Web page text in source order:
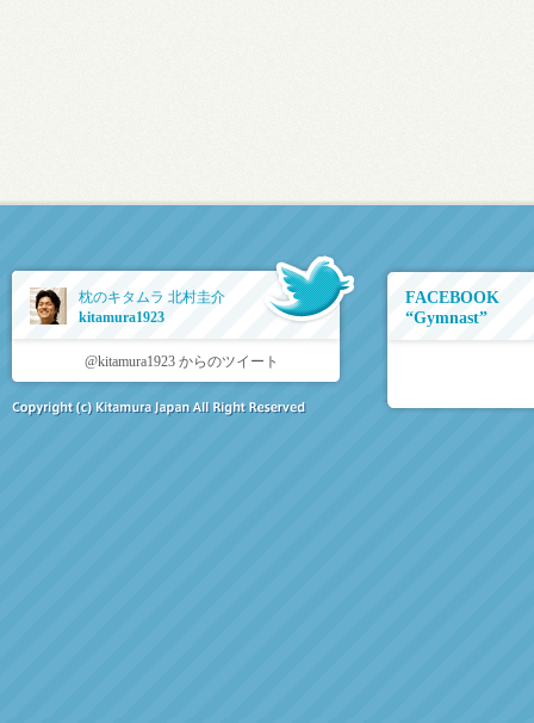
枕のキタムラ 北村圭介
kitamura1923
@kitamura1923 からのツイート
FACEBOOK
“Gymnast”